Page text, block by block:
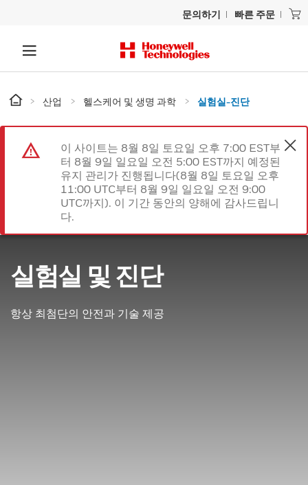
문의하기 빠른 주문
산업 헬스케어 및 생명 과학 실험실-진단
이 사이트는 8월 8일 토요일 오후 7:00 EST부
터 8월 9일 일요일 오전 5:00 EST까지 예정된
유지 관리가 진행됩니다(8월 8일 토요일 오후
11:00 UTC부터 8월 9일 일요일 오전 9:00
UTC까지). 이 기간 동안의 양해에 감사드립니
다.
실험실 및 진단
항상 최첨단의 안전과 기술 제공